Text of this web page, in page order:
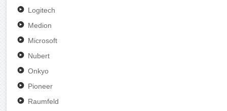
Logitech
Medion
Microsoft
Nubert
Onkyo
Pioneer
Raumfeld